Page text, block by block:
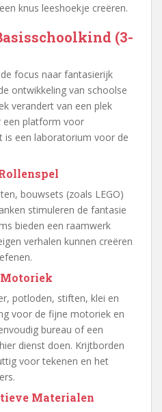
knus leeshoekje creëren.
(3-
focus naar fantasierijk
ontwikkeling van schoolse
verandert van een plek
een platform voor
is een laboratorium voor de
bouwsets (zoals LEGO)
stimuleren de fantasie
bieden een raamwerk
verhalen kunnen creëren
potloden, stiften, klei en
voor de fijne motoriek en
bureau of een
dienst doen. Krijtborden
voor tekenen en het
Materialen